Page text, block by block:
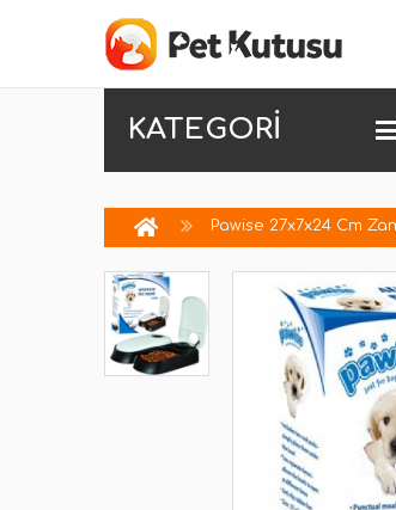
KATEGORİ
Pawise 27x7x24 Cm